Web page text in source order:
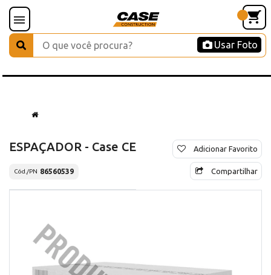
Usar Foto
ESPAÇADOR - Case CE
Cód./PN 86560539
Adicionar Favorito
Compartilhar